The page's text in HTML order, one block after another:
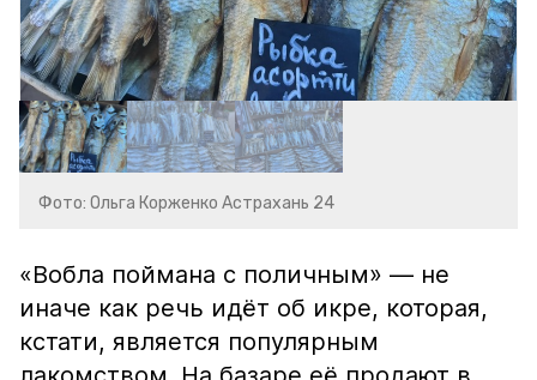
Фото: Ольга Корженко Астрахань 24
«Вобла поймана с поличным» — не
иначе как речь идёт об икре, которая,
кстати, является популярным